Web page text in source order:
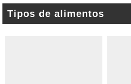
Tipos de alimentos